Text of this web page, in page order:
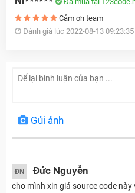
Cảm ơn team
Đánh giá lúc 2022-08-13 09:23:35
Gủi ảnh
ĐN Đức Nguyễn
cho mình xin giá source code này